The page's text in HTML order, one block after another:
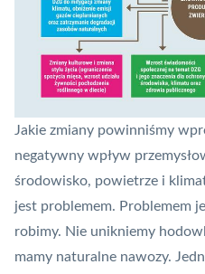
Jakie zmiany powinniśmy
negatywny wpływ
środowisko, powietrze i
jest problemem. Problemem
robimy. Nie unikniemy
mamy naturalne nawozy.